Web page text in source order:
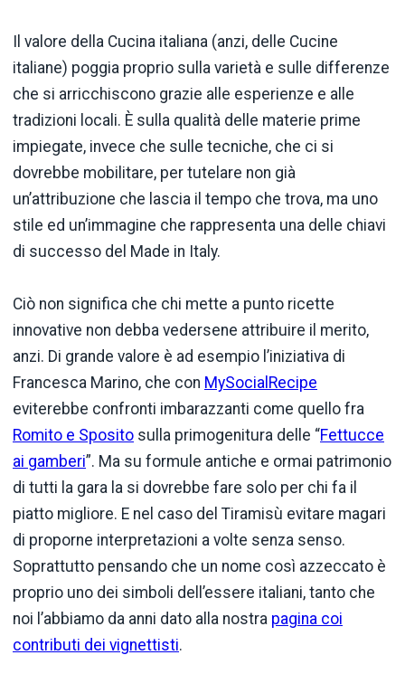
Il valore della Cucina italiana (anzi, delle Cucine
italiane) poggia proprio sulla varietà e sulle differenze
che si arricchiscono grazie alle esperienze e alle
tradizioni locali. È sulla qualità delle materie prime
impiegate, invece che sulle tecniche, che ci si
dovrebbe mobilitare, per tutelare non già
un’attribuzione che lascia il tempo che trova, ma uno
stile ed un’immagine che rappresenta una delle chiavi
di successo del Made in Italy.
Ciò non significa che chi mette a punto ricette
innovative non debba vedersene attribuire il merito,
anzi. Di grande valore è ad esempio l’iniziativa di
Francesca Marino, che con MySocialRecipe
eviterebbe confronti imbarazzanti come quello fra
Romito e Sposito sulla primogenitura delle “Fettucce
ai gamberi”. Ma su formule antiche e ormai patrimonio
di tutti la gara la si dovrebbe fare solo per chi fa il
piatto migliore. E nel caso del Tiramisù evitare magari
di proporne interpretazioni a volte senza senso.
Soprattutto pensando che un nome così azzeccato è
proprio uno dei simboli dell’essere italiani, tanto che
noi l’abbiamo da anni dato alla nostra pagina coi
contributi dei vignettisti.